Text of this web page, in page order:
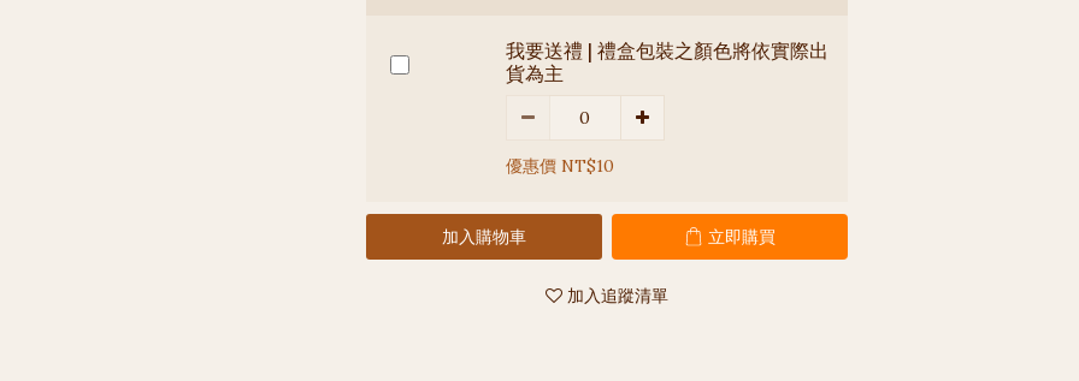
我要送禮 | 禮盒包裝之顏色將依實際出
貨為主
優惠價 NT$10
加入購物車 立即購買
加入追蹤清單